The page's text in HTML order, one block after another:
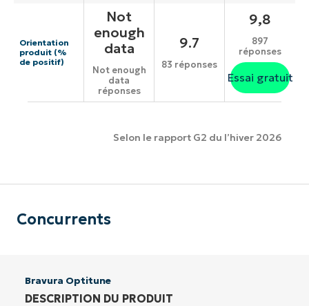
Orientation
produit (%
de positif)
Not
enough
data
Not enough
data
réponses
9.7
83 réponses
9,8
897
réponses
Essai gratuit
Selon le rapport G2 du l’hiver 2026
Concurrents
Bravura Optitune
DESCRIPTION DU PRODUIT